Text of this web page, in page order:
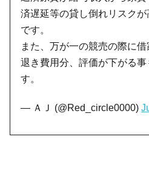
済遅延等の貸し倒れリスク
です。
また、万が一の競売の際に
退き費用分、評価が下がる
す。
— ＡＪ (@Red_circle0000)